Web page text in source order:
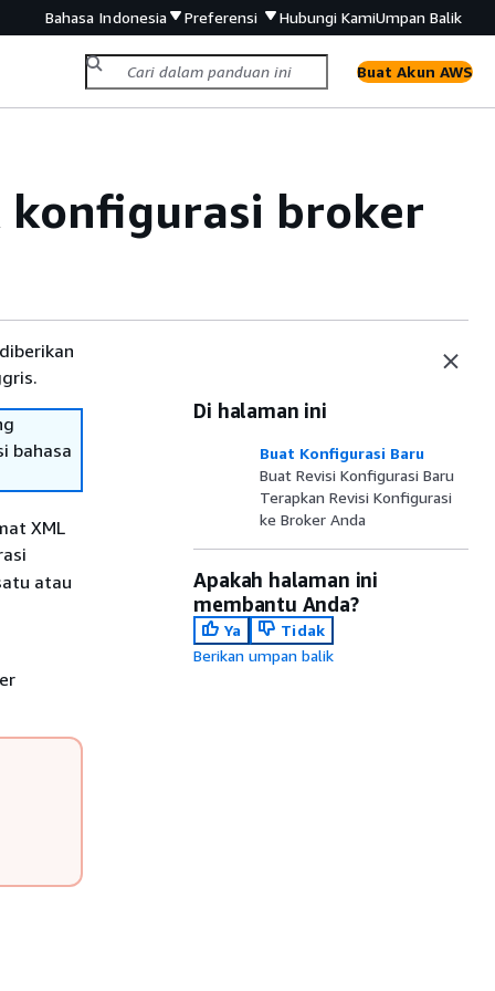
Bahasa Indonesia Preferensi Hubungi KamiUmpan Balik
Buat Akun AWS
konfigurasi broker
bahasa
XML
atau
Di halaman ini
Buat Konfigurasi Baru
Buat Revisi Konfigurasi Baru
Terapkan Revisi Konfigurasi
ke Broker Anda
Apakah halaman ini
membantu Anda?
Ya
Tidak
Berikan umpan balik